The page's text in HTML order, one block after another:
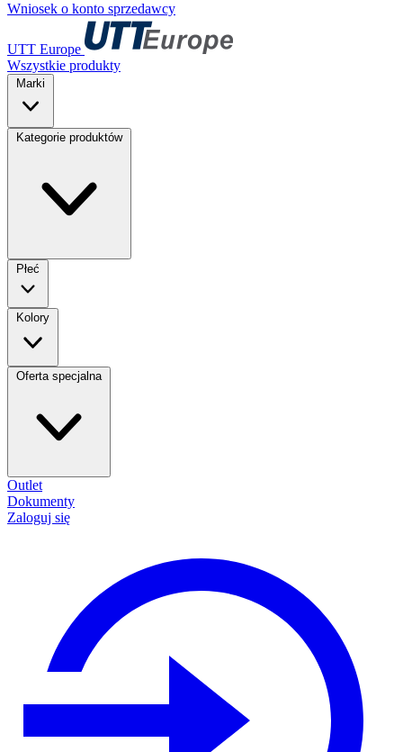
Wniosek o konto sprzedawcy
UTT Europe
Wszystkie produkty
Marki
Kategorie produktów
Płeć
Kolory
Oferta specjalna
Outlet
Dokumenty
Zaloguj się